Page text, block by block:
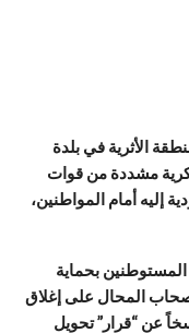
الأثرية في بلدة
مشددة من قوات
إليه أمام المواطنين،
بحماية
أصحاب المحال على إغلاق
عن “قرار” تحويل